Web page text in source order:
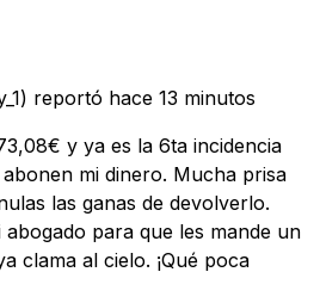
reportó hace 13 minutos
y ya es la 6ta incidencia
mi dinero. Mucha prisa
las ganas de devolverlo.
para que les mande un
clama al cielo. ¡Qué poca